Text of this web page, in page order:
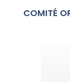
COMITÉ